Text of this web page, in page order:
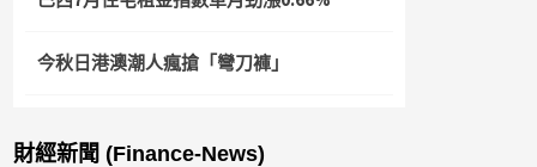
今秋日港澳潮人瘋搶「彎刀褲」
財經新聞 (Finance-News)